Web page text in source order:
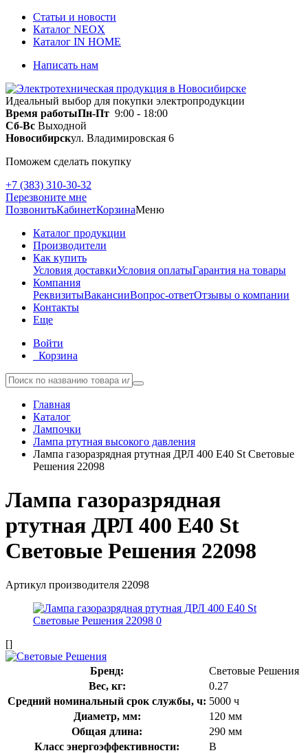
Статьи и новости
Каталог NEOX
Каталог IN HOME
Написать нам
Идеальный выбор для покупки электропродукции
Время работыПн-Пт 9:00 - 18:00
Сб-Вс Выходной
Новосибирскул. Владимировская 6
Поможем сделать покупку
+7 (383) 310-30-32
Перезвоните мне
ПозвонитьКабинетКорзинаМеню
Каталог продукции
Производители
Как купить
Условия доставкиУсловия оплатыГарантия на товары
Компания
РеквизитыВакансииВопрос-ответОтзывы о компании
Контакты
Еще
Войти
Корзина
Главная
Каталог
Лампочки
Лампа ртутная высокого давления
Лампа газоразрядная ртутная ДРЛ 400 E40 St Световые
Решения 22098
Лампа газоразрядная
ртутная ДРЛ 400 E40 St
Световые Решения 22098
Артикул производителя 22098
[]
Бренд:
Световые Решения
Вес, кг:
0.27
Средний номинальный срок службы, ч: 5000 ч
Диаметр, мм:
120 мм
Общая длина:
290 мм
Класс энергоэффективности:
B